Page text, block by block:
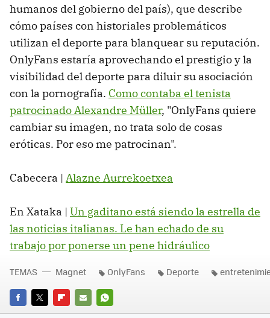
humanos del gobierno del país), que describe
cómo países con historiales problemáticos
utilizan el deporte para blanquear su reputación.
OnlyFans estaría aprovechando el prestigio y la
visibilidad del deporte para diluir su asociación
con la pornografía. Como contaba el tenista
patrocinado Alexandre Müller, "OnlyFans quiere
cambiar su imagen, no trata solo de cosas
eróticas. Por eso me patrocinan".
Cabecera | Alazne Aurrekoetxea
En Xataka | Un gaditano está siendo la estrella de
las noticias italianas. Le han echado de su
trabajo por ponerse un pene hidráulico
FACEBOOK
TWITTERFLIPBOARD
E-
WHATSAPP
TEMAS Magnet OnlyFans Deporte